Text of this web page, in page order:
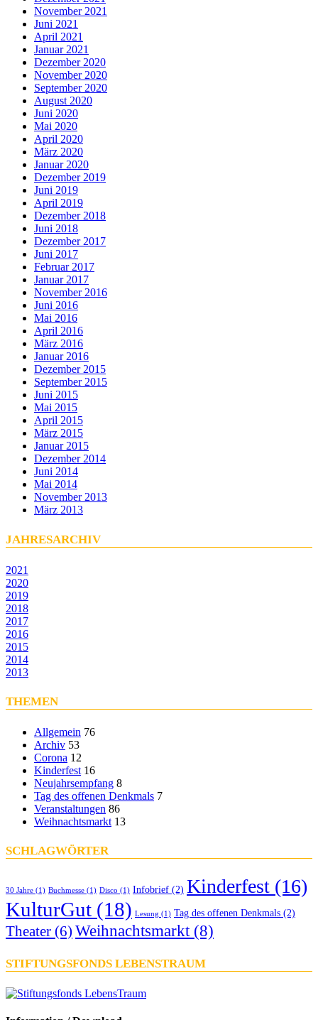
November 2021
Juni 2021
April 2021
Januar 2021
Dezember 2020
November 2020
September 2020
August 2020
Juni 2020
Mai 2020
April 2020
März 2020
Januar 2020
Dezember 2019
Juni 2019
April 2019
Dezember 2018
Juni 2018
Dezember 2017
Juni 2017
Februar 2017
Januar 2017
November 2016
Juni 2016
Mai 2016
April 2016
März 2016
Januar 2016
Dezember 2015
September 2015
Juni 2015
Mai 2015
April 2015
März 2015
Januar 2015
Dezember 2014
Juni 2014
Mai 2014
November 2013
März 2013
JAHRESARCHIV
2021
2020
2019
2018
2017
2016
2015
2014
2013
THEMEN
Allgemein 76
Archiv 53
Corona 12
Kinderfest 16
Neujahrsempfang 8
Tag des offenen Denkmals 7
Veranstaltungen 86
Weihnachtsmarkt 13
SCHLAGWÖRTER
30 Jahre (1) Buchmesse (1) Disco (1) Infobrief (2) Kinderfest (16)
KulturGut (18) Lesung (1) Tag des offenen Denkmals (2)
Theater (6) Weihnachtsmarkt (8)
STIFTUNGSFONDS LEBENSTRAUM